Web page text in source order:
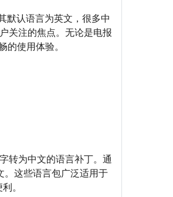
默认语言为英文，很多中
关注的焦点。无论是电报
使用体验。
转为中文的语言补丁。通
这些语言包广泛适用于
。